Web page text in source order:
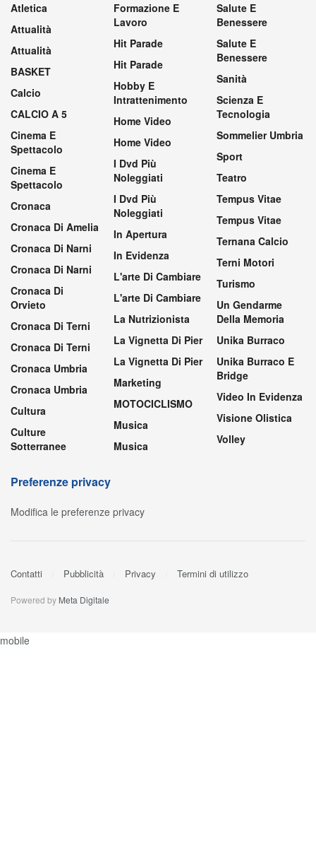
Atletica
Attualità
Attualità
BASKET
Calcio
CALCIO A 5
Cinema E
Spettacolo
Cinema E
Spettacolo
Cronaca
Cronaca Di Amelia
Cronaca Di Narni
Cronaca Di Narni
Cronaca Di
Orvieto
Cronaca Di Terni
Cronaca Di Terni
Cronaca Umbria
Cronaca Umbria
Cultura
Culture
Sotterranee
Formazione E
Lavoro
Hit Parade
Hit Parade
Hobby E
Intrattenimento
Home Video
Home Video
I Dvd Più
Noleggiati
I Dvd Più
Noleggiati
In Apertura
In Evidenza
L'arte Di Cambiare
L'arte Di Cambiare
La Nutrizionista
La Vignetta Di Pier
La Vignetta Di Pier
Marketing
MOTOCICLISMO
Musica
Musica
Salute E
Benessere
Salute E
Benessere
Sanità
Scienza E
Tecnologia
Sommelier Umbria
Sport
Teatro
Tempus Vitae
Tempus Vitae
Ternana Calcio
Terni Motori
Turismo
Un Gendarme
Della Memoria
Unika Burraco
Unika Burraco E
Bridge
Video In Evidenza
Visione Olistica
Volley
Preferenze privacy
Modifica le preferenze privacy
Contatti Pubblicità Privacy Termini di utilizzo
Powered by Meta Digitale